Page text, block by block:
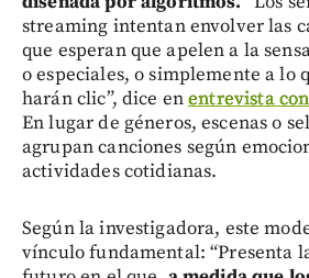
streaming intentan envolver las
que esperan que apelen a la
o especiales, o simplemente a lo
harán clic”, dice enentrevista
En lugar de géneros, escenas o
agrupan canciones según
actividades cotidianas.
Según la investigadora, este
vínculo fundamental: “Presenta